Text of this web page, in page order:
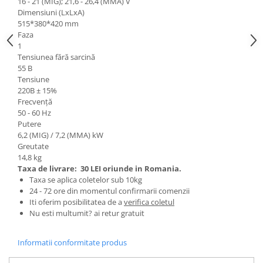
Perii si aparate scame
Stergatoare geam
Umerase pentru haine si suporturi
Uscatoare si standere haine
Bucatarie si electrocasnice
Masini de carnati si accesorii
Espressoare si cafetiere
Masini de piper si nuci
Accesorii si consumabile masini de
tocat carne
Autocolant de bucatarie
Blendere
Ceaune
Dozatoare
Fete de masa
Friteuze
Statii si pistoale de lipit
Statii si pistoale de lipit
Accesorii, consumabile, piese
Accesorii
Acumulatori si incarcatoare scule
electrice
Discuri taiere
Strung
Scule de mana
Accesorii masini de taiat placi
ceramice
Accesorii placi ceramice
Carabine, vartejuri, belciuge
Clesti si truse de sertizare
Foarfeci constructii
Dimensiuni (LxLxA)
515*380*420 mm
Faza
1
Tensiunea fără sarcină
55 В
Tensiune
220В ± 15%
Frecvență
50 - 60 Hz
Putere
6,2 (MIG) / 7,2 (MMA) kW
Greutate
14,8 kg
Taxa de livrare: 30 LEI oriunde in Romania.
Taxa se aplica coletelor sub 10kg
24 - 72 ore din momentul confirmarii comenzii
Iti oferim posibilitatea de averifica coletul
Nu esti multumit? ai retur gratuit
Informatii conformitate produs